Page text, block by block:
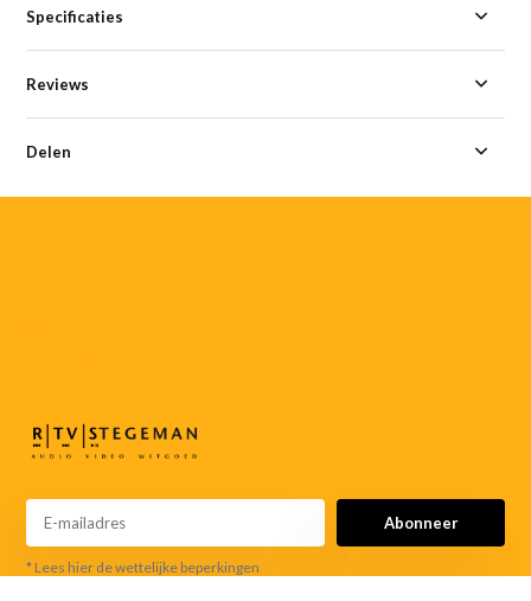
Specificaties
Reviews
Delen
Abonneer
* Lees hier de wettelijke beperkingen